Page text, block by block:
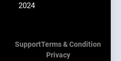
2024
SupportTerms & Condition
Privacy